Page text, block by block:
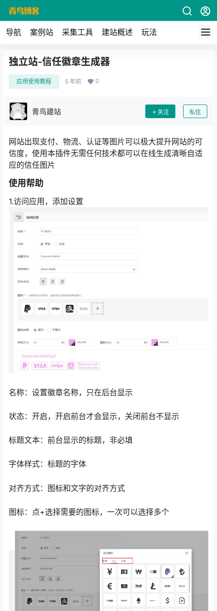
导航 案例站 采集工具 建站概述 玩法
独立站-信任徽章生成器
应用使用教程 5 年前 0
青鸟建站 关注 私信
网站出现支付、物流、认证等图片可以极大提升网站的可
信度，使用本插件无需任何技术都可以在线生成清晰自适
应的信任图片
使用帮助
1.访问应用，添加设置
名称：设置徽章名称，只在后台显示
状态：开启，开启前台才会显示，关闭前台不显示
标题文本：前台显示的标题，非必填
字体样式：标题的字体
对齐方式：图标和文字的对齐方式
图标：点+选择需要的图标，一次可以选择多个